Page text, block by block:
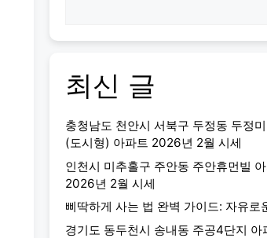
최신 글
충청남도 천안시 서북구 두정동 두정
(도시형) 아파트 2026년 2월 시세
인천시 미추홀구 주안동 주안휴먼빌
2026년 2월 시세
삐딱하게 사는 법 완벽 가이드: 자유로
경기도 동두천시 송내동 주공4단지 아